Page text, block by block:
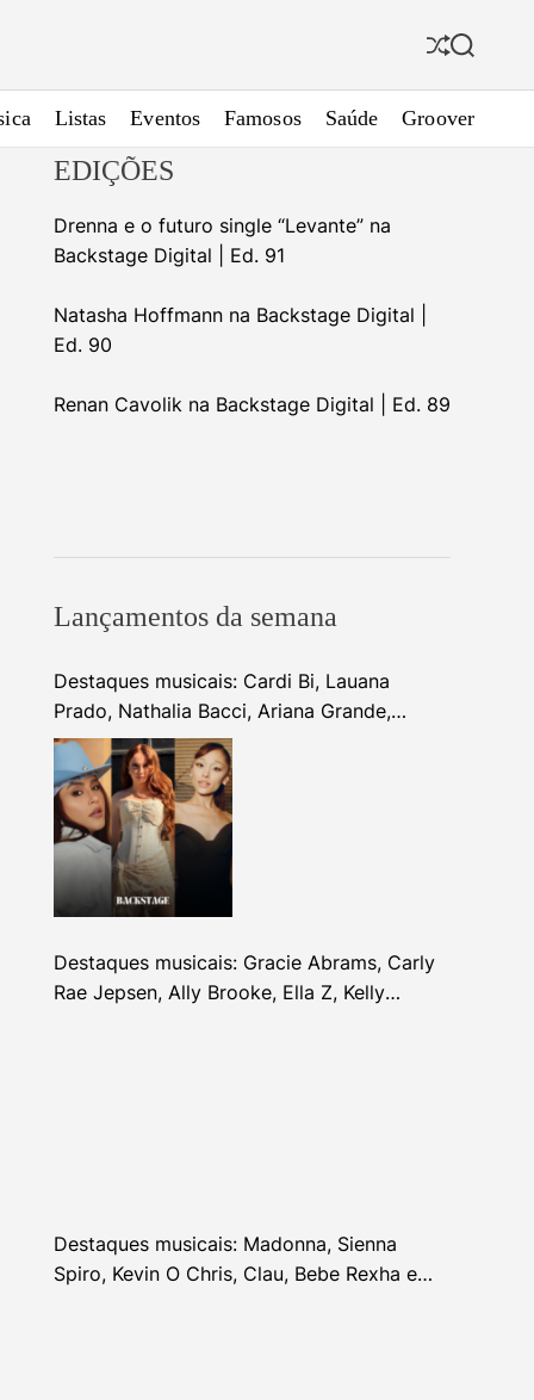
S
f
f
S
r
c
Listas Eventos Famosos Saúde Groover
EDIÇÕES
Drenna e o futuro single “Levante” na
Backstage Digital | Ed. 91
Natasha Hoffmann na Backstage Digital |
Ed. 90
Renan Cavolik na Backstage Digital | Ed. 89
Lançamentos da semana
Destaques musicais: Cardi Bi, Lauana
Prado, Nathalia Bacci, Ariana Grande,
Alhocca, Dhi Ribeiro e mais
Destaques musicais: Gracie Abrams, Carly
Rae Jepsen, Ally Brooke, Ella Z, Kelly
Destaques musicais: Madonna, Sienna
Spiro, Kevin O Chris, Clau, Bebe Rexha e